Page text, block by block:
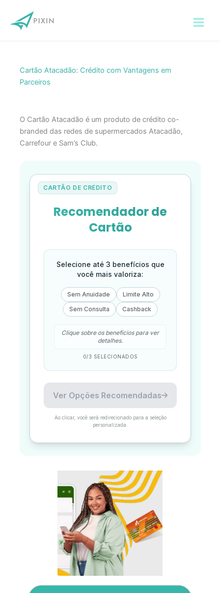
para
Cartão Atacadão: Crédito com Vantagens em
Parceiros
O Cartão Atacadão é um produto de crédito co-
branded das redes de supermercados Atacadão,
Carrefour e Sam’s Club.